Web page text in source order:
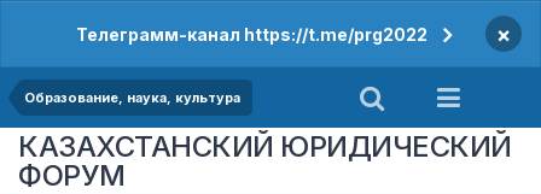
Телеграмм-канал https://t.me/prg2022 ×
Образование, наука, культура
КАЗАХСТАНСКИЙ ЮРИДИЧЕСКИЙ
ФОРУМ